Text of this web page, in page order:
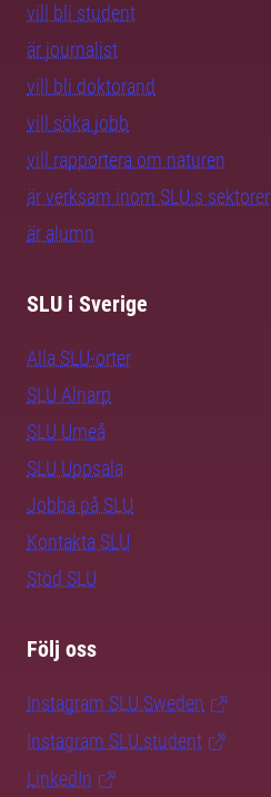
vill bli student
är journalist
vill bli doktorand
vill söka jobb
vill rapportera om naturen
är verksam inom SLU:s sektorer
är alumn
SLU i Sverige
Alla SLU-orter
SLU Alnarp
SLU Umeå
SLU Uppsala
Jobba på SLU
Kontakta SLU
Stöd SLU
Följ oss
Instagram SLU.Sweden
Instagram SLU.student
LinkedIn